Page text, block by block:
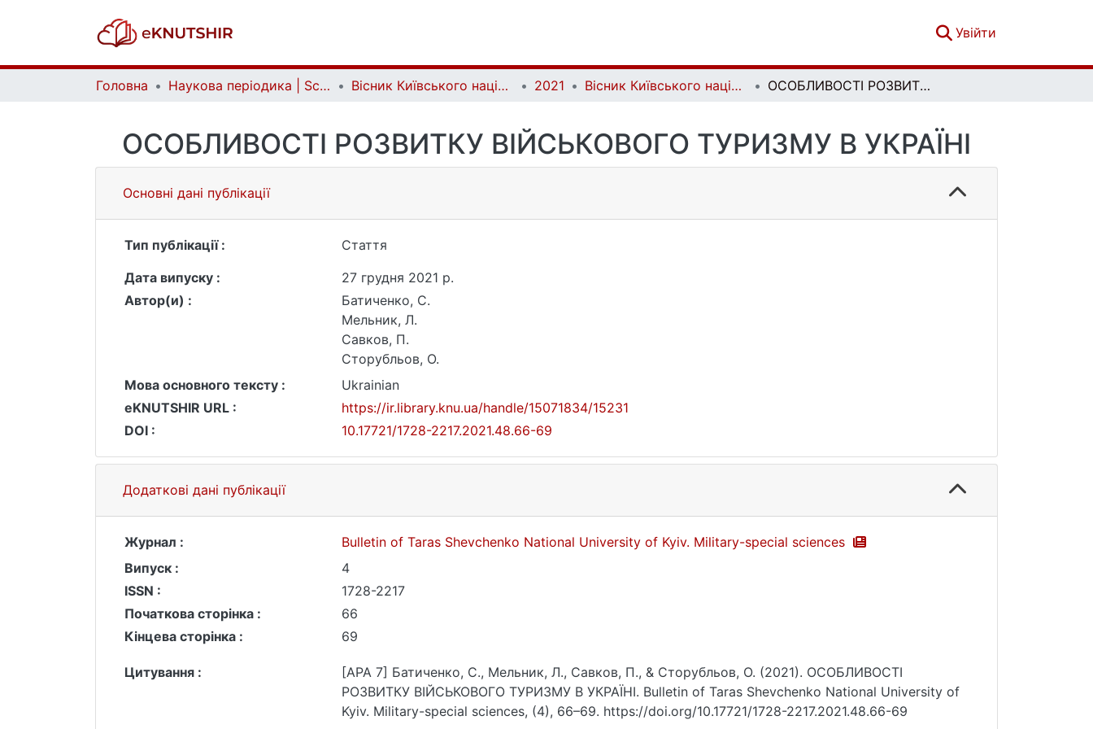
Увійти
Головна Наукова періодика | Scientific periodicals Вісник Київського національного університету імені Тараса Шевченка. Військово-спеціальні науки | Bulletin of Taras Shevchenko National University of Kyiv. Military-special sciences 2021 Вісник Київського національного університету імені Тараса Шевченка. Військово-спеціальні науки. Вип. 4 (48) ОСОБЛИВОСТІ РОЗВИТКУ ВІЙСЬКОВОГО ТУРИЗМУ В УКРАЇНІ
ОСОБЛИВОСТІ РОЗВИТКУ ВІЙСЬКОВОГО ТУРИЗМУ В УКРАЇНІ
Основні дані публікації
Тип публікації :
Стаття
Дата випуску :
27 грудня 2021 р.
Автор(и) :
Батиченко, С.
Мельник, Л.
Савков, П.
Сторубльов, О.
Мова основного тексту :
Ukrainian
eKNUTSHIR URL :
https://ir.library.knu.ua/handle/15071834/15231
DOI :
10.17721/1728-2217.2021.48.66-69
Додаткові дані публікації
Журнал :
Bulletin of Taras Shevchenko National University of Kyiv. Military-special sciences
Випуск :
4
ISSN :
1728-2217
Початкова сторінка :
66
Кінцева сторінка :
69
Цитування :
[APA 7] Батиченко, С., Мельник, Л., Савков, П., & Сторубльов, О. (2021). ОСОБЛИВОСТІ
РОЗВИТКУ ВІЙСЬКОВОГО ТУРИЗМУ В УКРАЇНІ. Bulletin of Taras Shevchenko National University of
Kyiv. Military-special sciences, (4), 66–69. https://doi.org/10.17721/1728-2217.2021.48.66-69